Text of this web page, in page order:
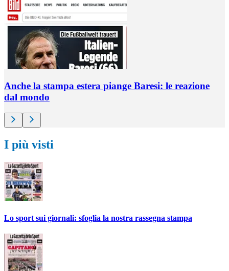
Anche la stampa estera piange Baresi: le reazione
dal mondo
I più visti
Lo sport sui giornali: sfoglia la nostra rassegna stampa